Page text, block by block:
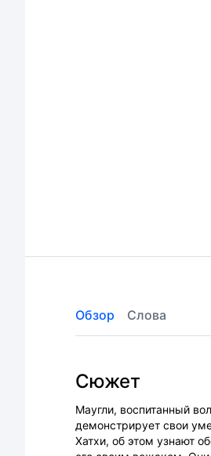
Обзор Слова
Сюжет
Маугли, воспитанный
демонстрирует свои
Хатхи, об этом узнают